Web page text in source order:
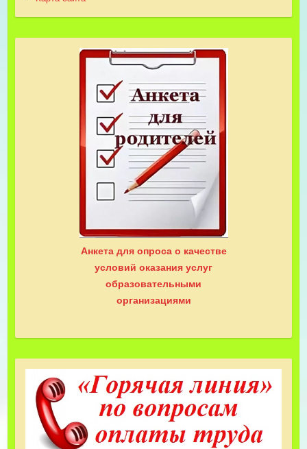
Анкета для опроса о качестве
условий оказания услуг
образовательными
организациями